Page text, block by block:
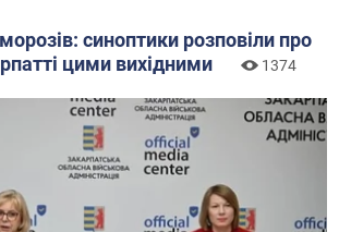
синоптики розповіли про
цими вихідними
1374